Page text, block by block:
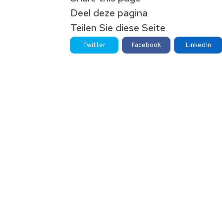
Deel deze pagina
Teilen Sie diese Seite
Twitter Facebook LinkedIn